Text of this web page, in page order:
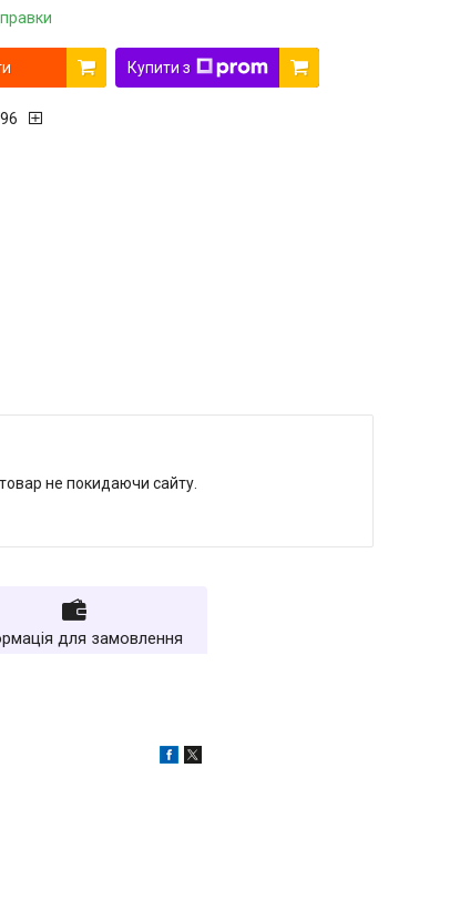
Купити з
не покидаючи сайту.
для замовлення